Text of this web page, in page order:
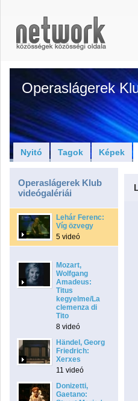
Operaslágerek
Nyitó Tagok Képek
Operaslágerek Klub
videógalériái
Lehár Ferenc:
Víg özvegy
5 videó
Mozart,
Wolfgang
Amadeus:
Titus
kegyelme/La
clemenza di
Tito
8 videó
Händel, Georg
Friedrich:
Xerxes
11 videó
Donizetti,
Gaetano: